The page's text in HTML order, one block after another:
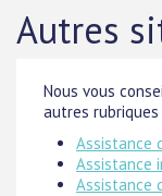
Autres
Nous vous
autres
Assistance
Assistance
Assistance